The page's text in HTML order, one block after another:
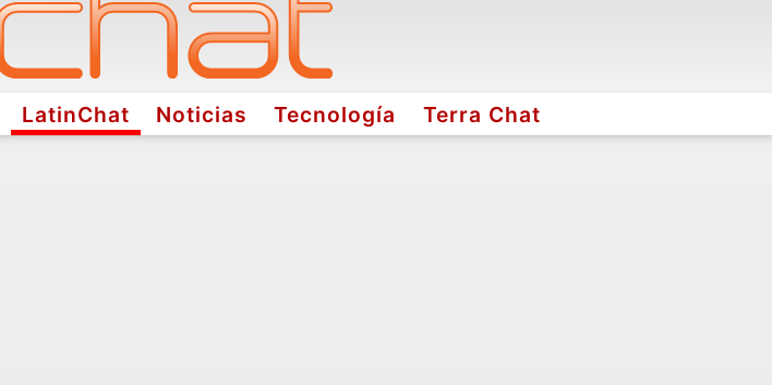
LatinChat Noticias Tecnología Terra Chat